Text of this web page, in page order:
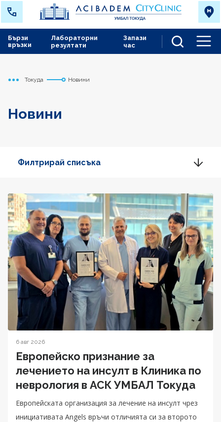
Лабораторни
резултати
Запази
час
Бързи
връзки
Начало
Токуда Новини
Новини
Филтрирай списъка
6 авг 2026
Европейско признание за
лечението на инсулт в Клиника по
неврология в АСК УМБАЛ Токуда
Eвропейската организация за лечение на инсулт чрез
инициативата Angels връчи отличията си за второто